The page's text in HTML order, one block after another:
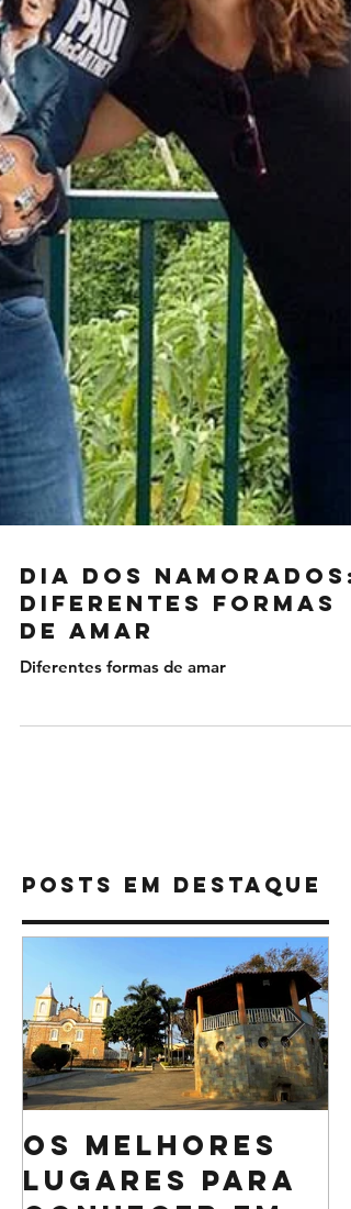
Dia dos Namorados:
de Amar
Restaurante
Posts Em Destaque
Os melhores